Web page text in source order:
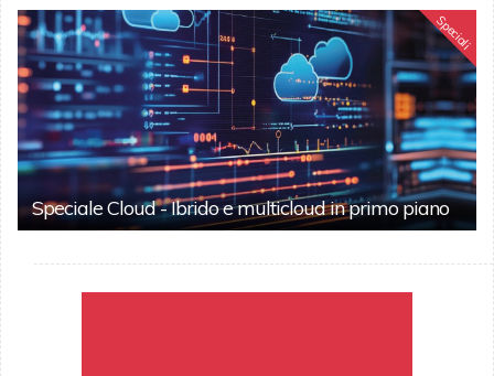
Speciali
Speciale Cloud - Ibrido e multicloud in primo piano